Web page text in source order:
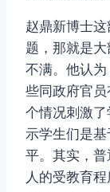
赵鼎新博士
题，那就是
不满。他认
些同政府官
个情况刺激
示学生们是
平。其实，
人的受教育